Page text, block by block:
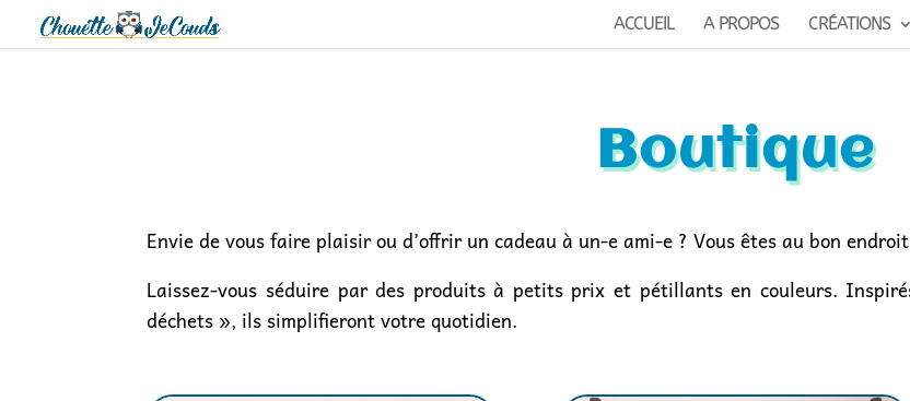
ACCUEIL A PROPOS CRÉATIONS
Boutique
Envie de vous faire plaisir ou d’offrir un cadeau à un-e ami-e ? Vous êtes au bon
Laissez-vous séduire par des produits à petits prix et pétillants en couleurs.
déchets », ils simplifieront votre quotidien.